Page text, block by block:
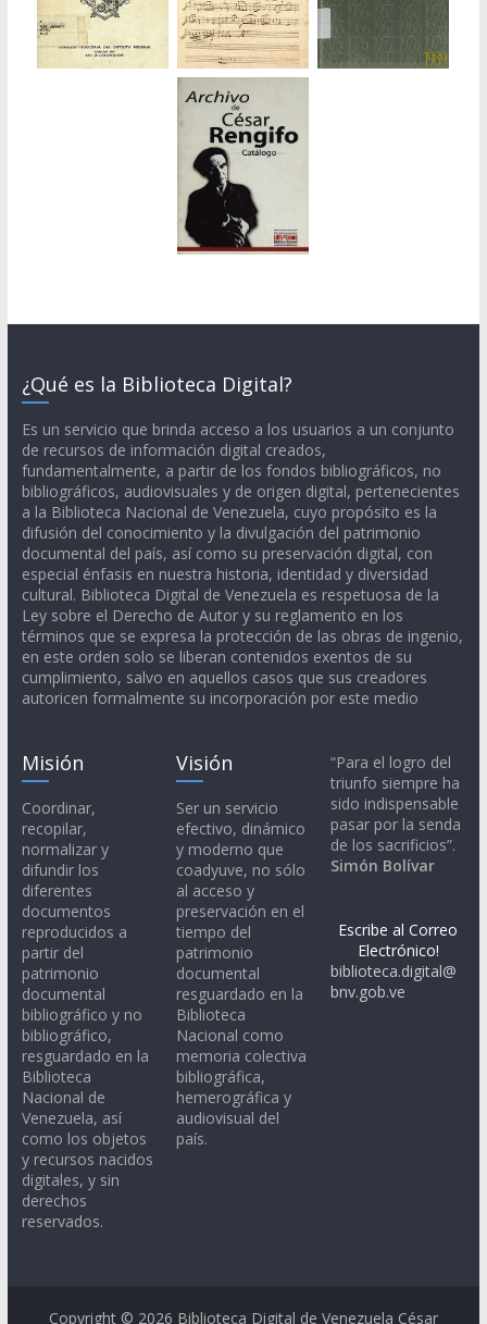
¿Qué es la Biblioteca Digital?
Es un servicio que brinda acceso a los usuarios a un conjunto
de recursos de información digital creados,
fundamentalmente, a partir de los fondos bibliográficos, no
bibliográficos, audiovisuales y de origen digital, pertenecientes
a la Biblioteca Nacional de Venezuela, cuyo propósito es la
difusión del conocimiento y la divulgación del patrimonio
documental del país, así como su preservación digital, con
especial énfasis en nuestra historia, identidad y diversidad
cultural. Biblioteca Digital de Venezuela es respetuosa de la
Ley sobre el Derecho de Autor y su reglamento en los
términos que se expresa la protección de las obras de ingenio,
en este orden solo se liberan contenidos exentos de su
cumplimiento, salvo en aquellos casos que sus creadores
autoricen formalmente su incorporación por este medio
Misión
Coordinar,
recopilar,
normalizar y
difundir los
diferentes
documentos
reproducidos a
partir del
patrimonio
documental
bibliográfico y no
bibliográfico,
resguardado en la
Biblioteca
Nacional de
Venezuela, así
como los objetos
y recursos nacidos
digitales, y sin
derechos
reservados.
Visión
Ser un servicio
efectivo, dinámico
y moderno que
coadyuve, no sólo
al acceso y
preservación en el
tiempo del
patrimonio
documental
resguardado en la
Biblioteca
Nacional como
memoria colectiva
bibliográfica,
hemerográfica y
audiovisual del
país.
“Para el logro del
triunfo siempre ha
sido indispensable
pasar por la senda
de los sacrificios”.
Simón Bolívar
Escribe al Correo
Electrónico!
biblioteca.digital@
bnv.gob.ve
Copyright © 2026 Biblioteca Digital de Venezuela César